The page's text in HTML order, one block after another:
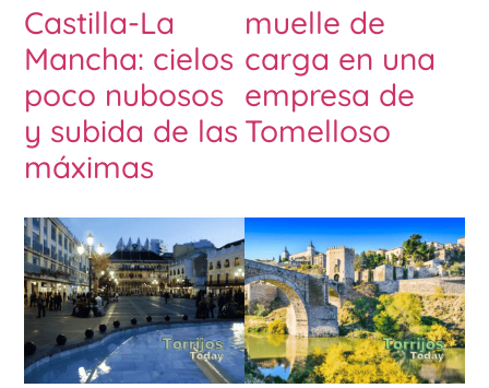
Castilla-La
Mancha: cielos
poco nubosos
y subida de las
máximas
muelle de
carga en una
empresa de
Tomelloso